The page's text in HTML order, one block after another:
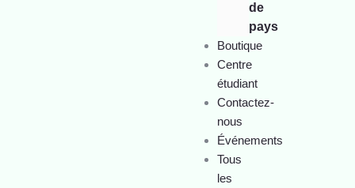
de
pays
Boutique
Centre
étudiant
Contactez-
nous
Événements
Tous
les